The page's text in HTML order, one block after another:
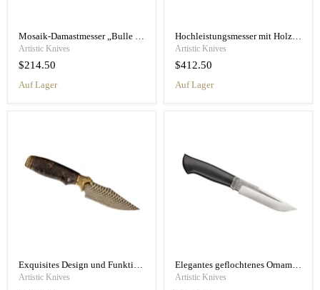
Mosaik-Damastmesser „Bulle blickt in die Seele“
Artistic Knives
$214.50
Auf Lager
Hochleistungsmesser mit Holz- und Acrylgriff
Artistic Knives
$412.50
Auf Lager
Exquisites Design und Funktionalität Schlangenhautmesser
Artistic Knives
Elegantes geflochtenes Ornament-Allzweckmesser aus Schmiedeeisen
Artistic Knives